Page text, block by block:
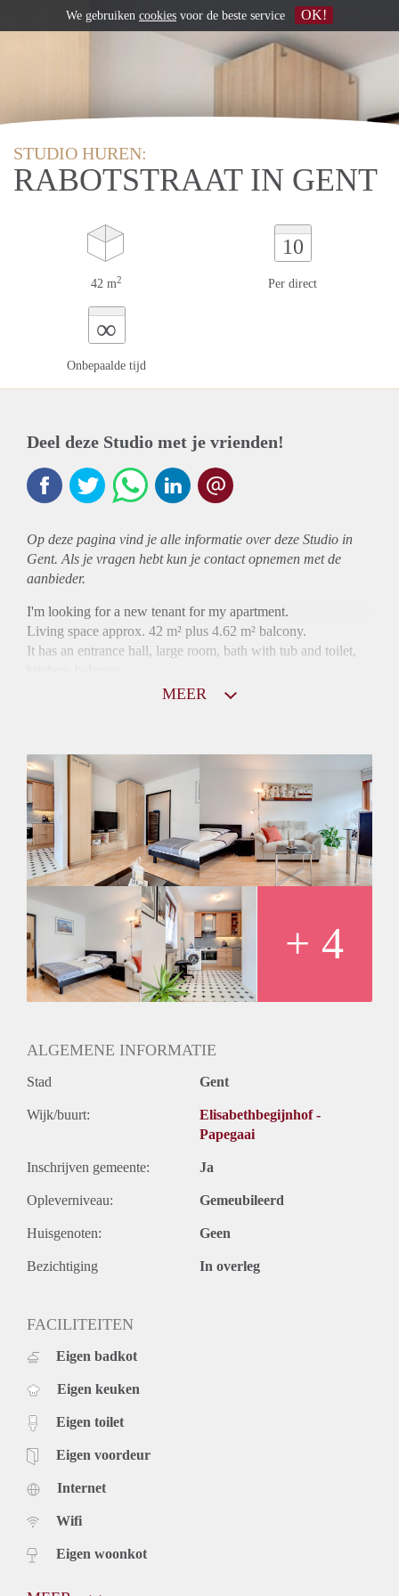
STUDIO HUREN:
RABOTSTRAAT IN GENT
42 m2
10
Per direct
∞
Onbepaalde tijd
Deel deze Studio met je vrienden!
Op deze pagina vind je alle informatie over deze Studio in
Gent. Als je vragen hebt kun je contact opnemen met de
aanbieder.
I'm looking for a new tenant for my apartment.
Living space approx. 42 m² plus 4.62 m² balcony.
It has an entrance hall, large room, bath with tub and toilet,
MEER
+ 4
ALGEMENE INFORMATIE
Stad Gent
Wijk/buurt:
Elisabethbegijnhof -
Papegaai
Inschrijven gemeente: Ja
Opleverniveau: Gemeubileerd
Huisgenoten: Geen
Bezichtiging In overleg
FACILITEITEN
Eigen badkot
Eigen keuken
Eigen toilet
Eigen voordeur
Internet
Wifi
Eigen woonkot
We gebruiken cookies voor de beste service OK!